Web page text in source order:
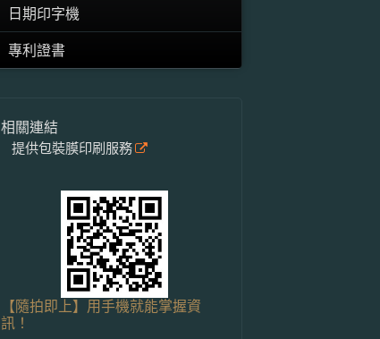
日期印字機
專利證書
相關連結
提供包裝膜印刷服務
【隨拍即上】用手機就能掌握資
訊！